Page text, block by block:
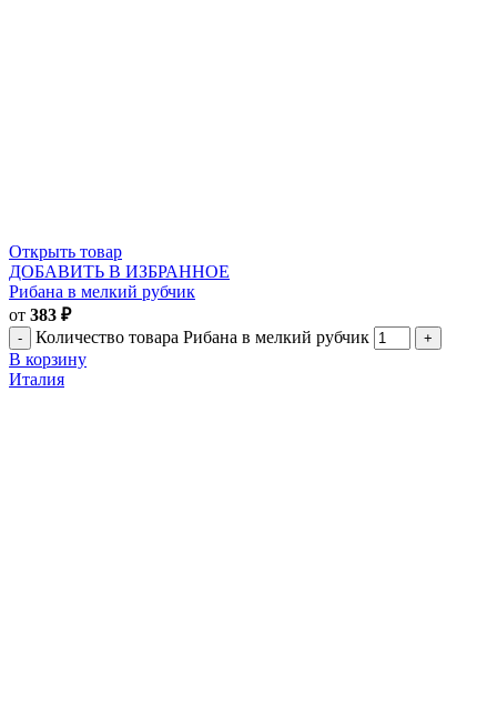
Открыть товар
ДОБАВИТЬ В ИЗБРАННОЕ
Рибана в мелкий рубчик
от 383 ₽
Количество товара Рибана в мелкий рубчик
В корзину
Италия